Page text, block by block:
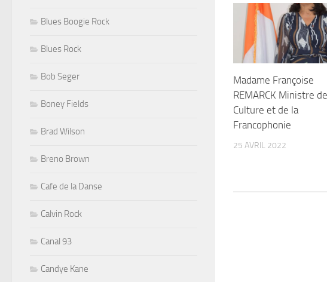
Madame Françoise
REMARCK Ministre
Culture et de la
Francophonie
25 AVRIL 2022
Blues Boogie Rock
Blues Rock
Bob Seger
Boney Fields
Brad Wilson
Breno Brown
Cafe de la Danse
Calvin Rock
Canal 93
Candye Kane